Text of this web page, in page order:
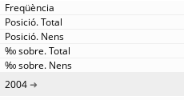
2004